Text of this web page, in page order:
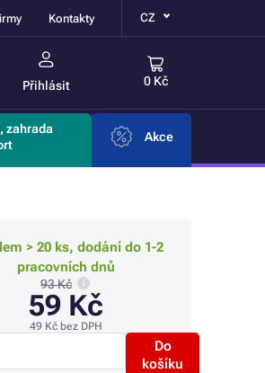
Kontakty CZ
Přihlásit 0 Kč
zahrada
Akce
> 20 ks, dodání do 1-2
pracovních dnů
93 Kč
59 Kč
49 Kčbez DPH
Do
košíku